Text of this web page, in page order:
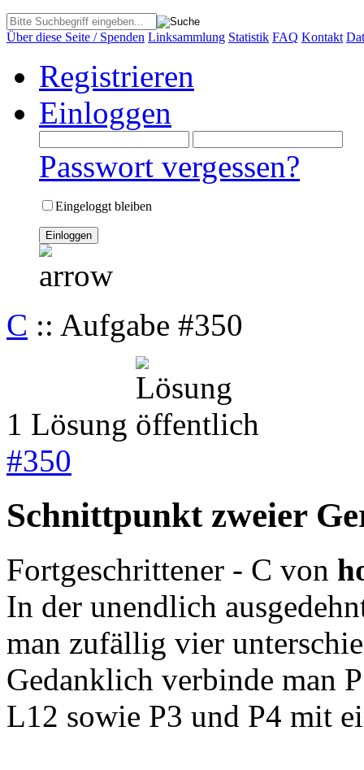
Über diese Seite / Spenden Linksammlung Statistik FAQ Kontakt
Registrieren
Einloggen
Passwort vergessen?
Eingeloggt bleiben
C :: Aufgabe #350
1 Lösung
#350
Schnittpunkt zweier
Fortgeschrittener - C von
In der unendlich
man zufällig vier
Gedanklich verbinde man
L12 sowie P3 und P4 mit